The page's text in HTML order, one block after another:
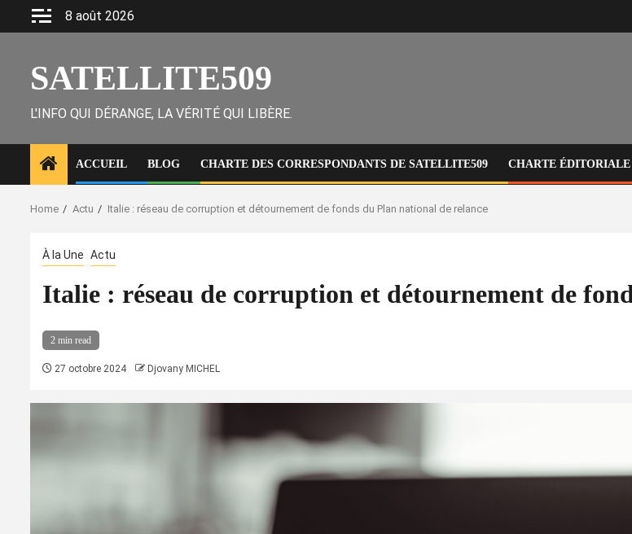
8 août 2026
SATELLITE509
L'INFO QUI DÉRANGE, LA VÉRITÉ QUI LIBÈRE.
ACCUEIL BLOG CHARTE DES CORRESPONDANTS DE SATELLITE509 CHARTE ÉDITORIALE
Home Actu Italie : réseau de corruption et détournement de fonds du Plan national de relance
À la Une Actu
Italie : réseau de corruption et détournement de
2 min read
27 octobre 2024 Djovany MICHEL